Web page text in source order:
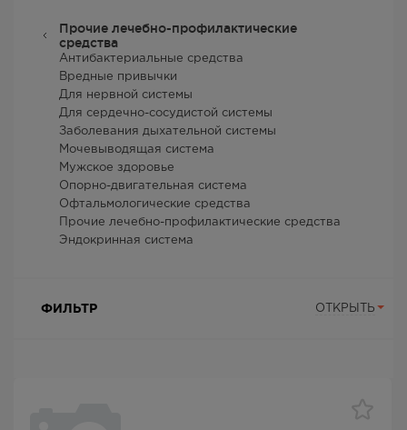
Прочие лечебно-профилактические
средства
Антибактериальные средства
Вредные привычки
Для нервной системы
Для сердечно-сосудистой системы
Заболевания дыхательной системы
Мочевыводящая система
Мужское здоровье
Опорно-двигательная система
Офтальмологические средства
Прочие лечебно-профилактические средства
Эндокринная система
ФИЛЬТР ОТКРЫТЬ